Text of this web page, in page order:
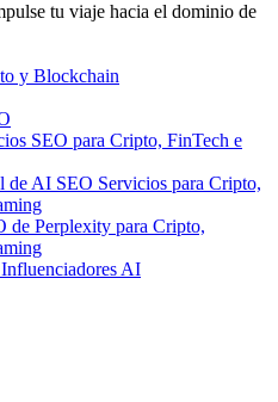
tu viaje hacia el dominio de
y Blockchain
SEO para Cripto, FinTech e
de AI SEO Servicios para Cripto,
de Perplexity para Cripto,
AI